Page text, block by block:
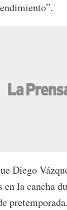
Diego
en la cancha